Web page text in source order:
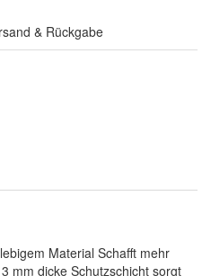
& Rückgabe
Material Schafft mehr
mm dicke Schutzschicht sorgt